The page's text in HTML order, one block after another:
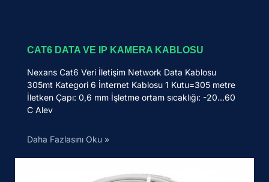
CAT6 DATA VE IP KAMERA KABLOSU
Nexans Cat6 Veri İletişim Network Data Kablosu
305mt Kategori 6 İnternet Kablosu 1 Kutu=305 metre
İletken Çapı: 0,6 mm İşletme ortam sıcaklığı: -20…60
C Alev
Daha Fazlasını Oku »